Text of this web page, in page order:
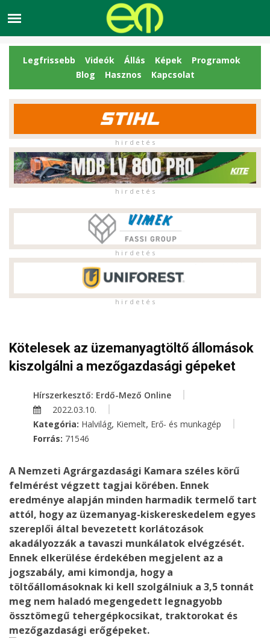
Legfrissebb Videók Állás Képek
Programok
Blog
Hasznos Kapcsolat
h i r d e t é s
h i r d e t é s
h i r d e t é s
h i r d e t é s
Kötelesek az üzemanyagtöltő állomások
kiszolgálni a mezőgazdasági gépeket
Hírszerkesztő: Erdő-Mező Online
2022.03.10.
Kategória: Halvilág, Kiemelt, Erő- és munkagép
Forrás: 71546
A Nemzeti Agrárgazdasági Kamara széles körű
felmérést végzett tagjai körében. Ennek
eredménye alapján minden harmadik termelő tart
attól, hogy az üzemanyag-kiskereskedelem egyes
szereplői által bevezetett korlátozások
akadályozzák a tavaszi munkálatok elvégzését.
Ennek elkerülése érdekében megjelent az a
jogszabály, ami kimondja, hogy a
töltőállomásoknak ki kell szolgálniuk a 3,5 tonnát
meg nem haladó megengedett legnagyobb
össztömegű tehergépkocsikat, traktorokat és
mezőgazdasági erőgépeket.